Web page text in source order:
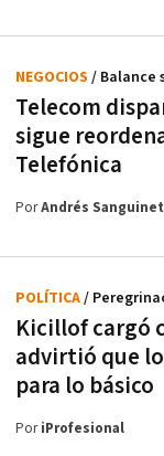
Telecom
sigue
Telefónica
NEGOCIOS / Balance
PorAndrés
Kicillof cargó
advirtió que
para lo básico
POLÍTICA/
PoriProfesional